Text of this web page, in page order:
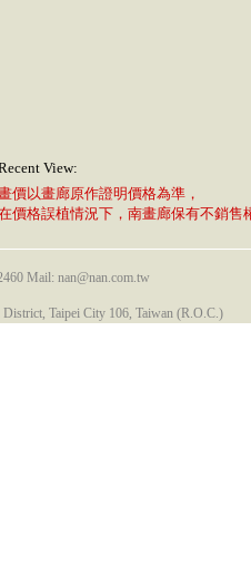
View:
價以畫廊原作證明價格為準，
價格誤植情況下，南畫廊保有不銷售
Mail: nan@nan.com.tw
Taipei City 106, Taiwan (R.O.C.)